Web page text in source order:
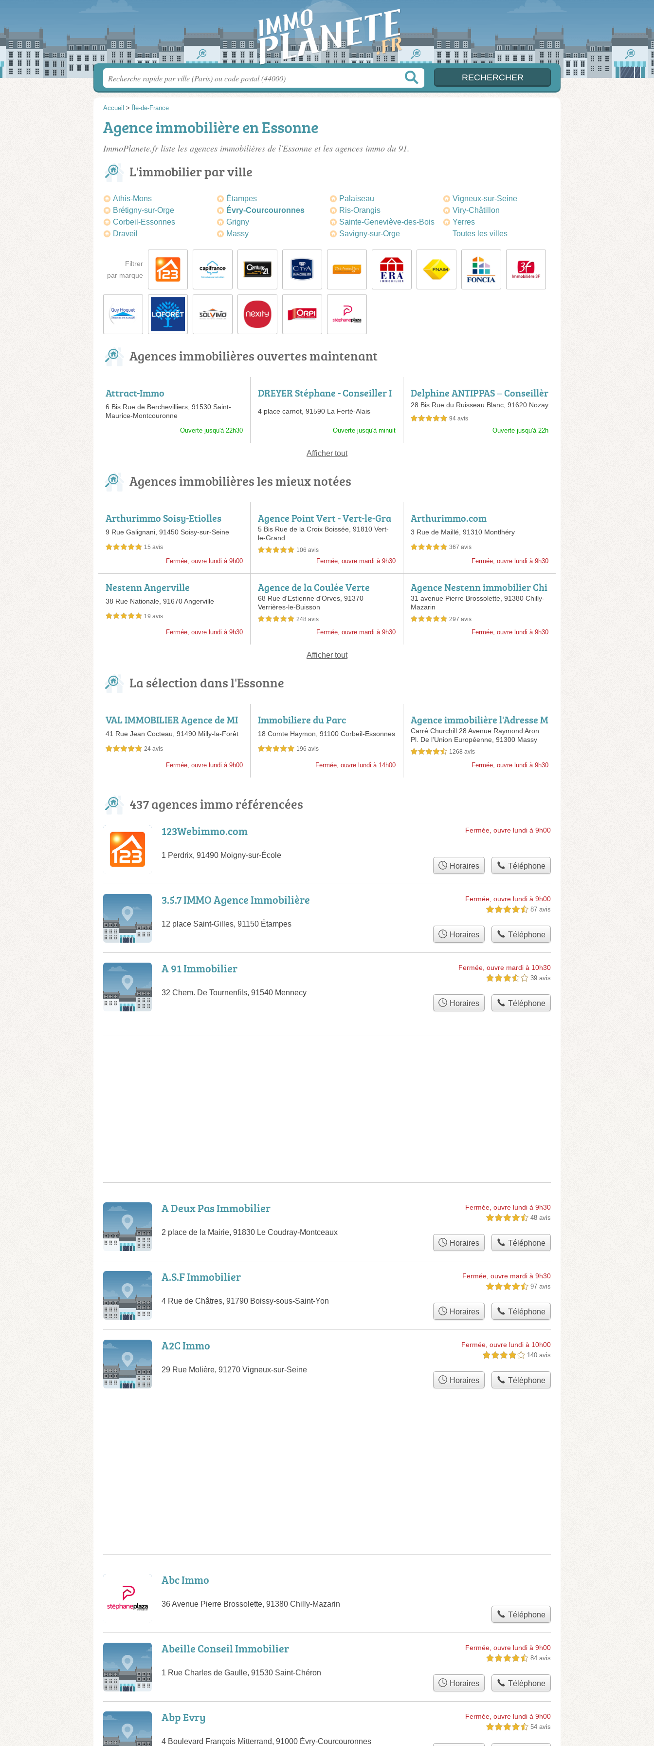
Accueil > Île-de-France
Agence immobilière en Essonne
ImmoPlanete.fr liste les agences immobilières de l'Essonne et les agences immo du 91.
L'immobilier par ville
Athis-Mons
Brétigny-sur-Orge
Corbeil-Essonnes
Draveil
Étampes
Évry-Courcouronnes
Grigny
Massy
Palaiseau
Ris-Orangis
Sainte-Geneviève-des-Bois
Savigny-sur-Orge
Vigneux-sur-Seine
Viry-Châtillon
Yerres
Toutes les villes
Filtrer
par marque
Agences immobilières ouvertes maintenant
Attract-Immo
6 Bis Rue de Berchevilliers, 91530 Saint-
Maurice-Montcouronne
Ouverte jusqu'à 22h30
DREYER Stéphane - Conseiller I
4 place carnot,91590 La Ferté-Alais
Ouverte jusqu'à minuit
Delphine ANTIPPAS – Conseillèr
e Immobilier IAD – Nozay 91620
/ Essonne
28 Bis Rue du Ruisseau Blanc, 91620 Nozay
5,0 étoiles sur 5 94 avis
Ouverte jusqu'à 22h
Afficher tout
Agences immobilières les mieux notées
Arthurimmo Soisy-Etiolles
9 Rue Galignani, 91450 Soisy-sur-Seine
5,0 étoiles sur 5 15 avis
Fermée, ouvre lundi à 9h00
Agence Point Vert - Vert-le-Gra
nd
5 Bis Rue de la Croix Boissée,91810 Vert-
le-Grand
5,0 étoiles sur 5 106 avis
Fermée, ouvre mardi à 9h30
Arthurimmo.com
3 Rue de Maillé, 91310 Montlhéry
5,0 étoiles sur 5 367 avis
Fermée, ouvre lundi à 9h30
Nestenn Angerville
38 Rue Nationale, 91670 Angerville
5,0 étoiles sur 5 19 avis
Fermée, ouvre lundi à 9h30
Agence de la Coulée Verte
68 Rue d'Estienne d'Orves,91370
Verrières-le-Buisson
5,0 étoiles sur 5 248 avis
Fermée, ouvre mardi à 9h30
Agence Nestenn immobilier Chi
lly Mazarin
31 avenue Pierre Brossolette, 91380 Chilly-
Mazarin
5,0 étoiles sur 5 297 avis
Fermée, ouvre lundi à 9h30
Afficher tout
La sélection dans l'Essonne
VAL IMMOBILIER Agence de MI
LLY-LA-FORÊT
41 Rue Jean Cocteau, 91490 Milly-la-Forêt
5,0 étoiles sur 5 24 avis
Fermée, ouvre lundi à 9h00
Immobiliere du Parc
18 Comte Haymon,91100 Corbeil-Essonnes
5,0 étoiles sur 5 196 avis
Fermée, ouvre lundi à 14h00
Agence immobilière l'Adresse M
assy
Carré Churchill 28 Avenue Raymond Aron
Pl. De l'Union Européenne, 91300 Massy
4,5 étoiles sur 5 1268 avis
Fermée, ouvre lundi à 9h30
437 agences immo référencées
123Webimmo.com
1 Perdrix, 91490 Moigny-sur-École
Fermée, ouvre lundi à 9h00
Horaires Téléphone
3.5.7 IMMO Agence Immobilière
12 place Saint-Gilles, 91150 Étampes
Fermée, ouvre lundi à 9h00
4,5 étoiles sur 5 87 avis
Horaires Téléphone
A 91 Immobilier
32 Chem. De Tournenfils, 91540 Mennecy
Fermée, ouvre mardi à 10h30
3,5 étoiles sur 5 39 avis
Horaires Téléphone
A Deux Pas Immobilier
2 place de la Mairie, 91830 Le Coudray-Montceaux
Fermée, ouvre lundi à 9h30
4,5 étoiles sur 5 48 avis
Horaires Téléphone
A.S.F Immobilier
4 Rue de Châtres, 91790 Boissy-sous-Saint-Yon
Fermée, ouvre mardi à 9h30
4,5 étoiles sur 5 97 avis
Horaires Téléphone
A2C Immo
29 Rue Molière, 91270 Vigneux-sur-Seine
Fermée, ouvre lundi à 10h00
4,0 étoiles sur 5 140 avis
Horaires Téléphone
Abc Immo
36 Avenue Pierre Brossolette, 91380 Chilly-Mazarin
Téléphone
Abeille Conseil Immobilier
1 Rue Charles de Gaulle, 91530 Saint-Chéron
Fermée, ouvre lundi à 9h00
4,5 étoiles sur 5 84 avis
Horaires Téléphone
Abp Evry
4 Boulevard François Mitterrand, 91000 Évry-Courcouronnes
Fermée, ouvre lundi à 9h00
4,5 étoiles sur 5 54 avis